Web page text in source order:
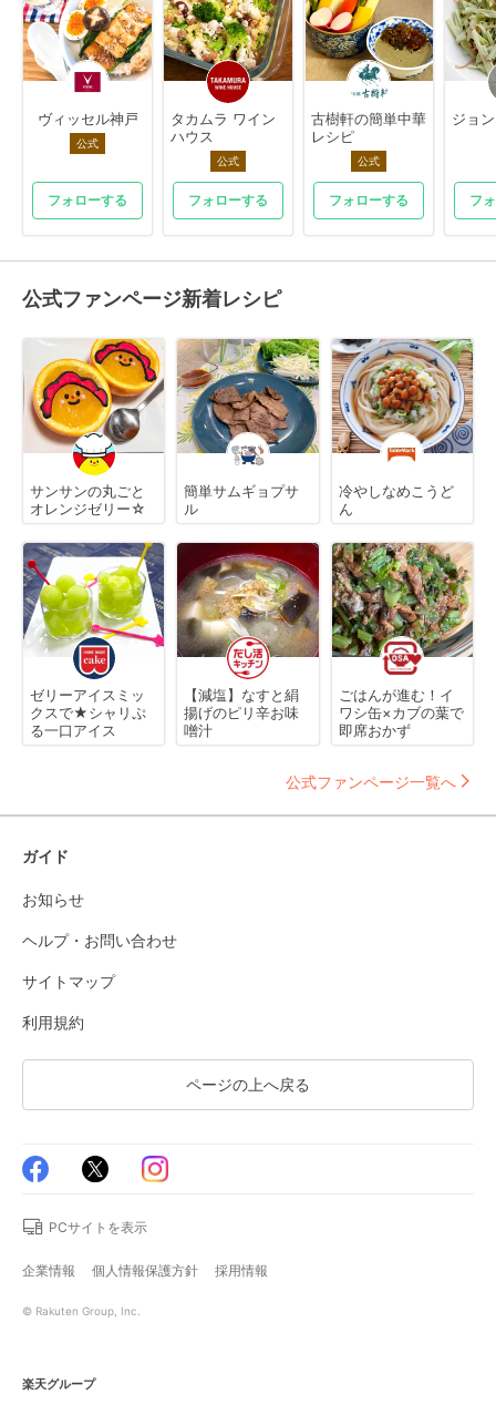
ヴィッセル神戸
公式
フォローする
タカムラ ワイン
ハウス
公式
フォローする
古樹軒の簡単中華
レシピ
公式
フォローする
ジョ
フ
公式ファンページ新着レシピ
サンサンの丸ごと
オレンジゼリー☆
簡単サムギョプサ
ル
冷やしなめこうど
ん
ゼリーアイスミッ
クスで★シャリぷ
る一口アイス
【減塩】なすと絹
揚げのピリ辛お味
噌汁
ごはんが進む！イ
ワシ缶×カブの葉で
即席おかず
公式ファンページ一覧へ
ガイド
お知らせ
ヘルプ・お問い合わせ
サイトマップ
利用規約
ページの上へ戻る
PCサイトを表示
企業情報 個人情報保護方針 採用情報
© Rakuten Group, Inc.
楽天グループ